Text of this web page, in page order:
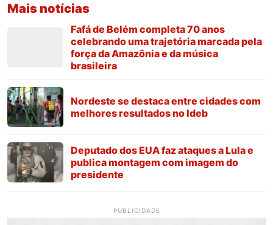
Mais notícias
Fafá de Belém completa 70 anos
celebrando uma trajetória marcada pela
força da Amazônia e da música
brasileira
Nordeste se destaca entre cidades com
melhores resultados no Ideb
Deputado dos EUA faz ataques a Lula e
publica montagem com imagem do
presidente
PUBLICIDADE